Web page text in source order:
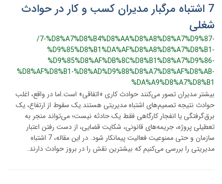
7 اشتباه مرگبار مدیران کسب و کار در حوادث
شغلی
/7-%D8%A7%D8%B4%D8%AA%D8%A8%D8%A7%D9%87-
%D9%85%D8%B1%DA%AF%D8%A8%D8%A7%D8%B1-
%D9%85%D8%AF%DB%8C%D8%B1%D8%A7%D9%86-
%D8%AF%D8%B1-%D8%AD%D9%88%D8%A7%D8%AF%D8%AB-
%DA%A9%D8%A7%D8%B1
بیشتر مدیران تصور می‌کنند حوادث کاری «اتفاقی» است.اما در واقع، اغلب
حوادث نتیجه تصمیم‌های اشتباه مدیریتی هستند.یک سقوط از ارتفاع، یک
برق‌گرفتگی یا انفجار کارگاهی فقط یک حادثه نیست؛ می‌تواند منجر به
تعطیلی پروژه، جریمه‌های قانونی، شکایت قضایی، از دست رفتن اعتبار
سازمان و حتی ممنوعیت فعالیت پیمانکار شود. در این مقاله، 7 اشتباه
مدیریتی را بررسی می‌کنیم که بیشترین نقش را در بروز حوادث دارند.